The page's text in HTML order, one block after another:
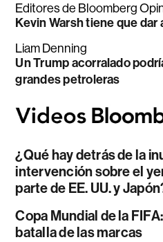
Editores de Bloomberg
Kevin Warsh tiene que
Liam Denning
Un Trump acorralado
grandes petroleras
¿Qué hay detrás de la
intervención sobre el
parte de EE. UU. y
Copa Mundial de la
batalla de las marcas